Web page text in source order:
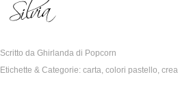
Scritto da Ghirlanda di Popcorn
Etichette & Categorie: carta, colori pastello,